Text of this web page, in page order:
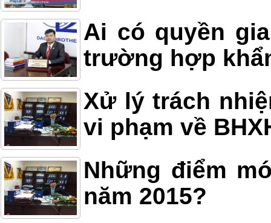
Ai có quyền
trường hợp
Xử lý trách
vi phạm về
Những điểm
năm 2015?